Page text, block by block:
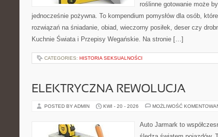
roślinne gotowanie może
jednocześnie pożywna. To kompendium pomysłów dla osób,
rozwiązań na śniadanie, obiad, wieczorny posiłek, deser czy
Kuchnie Świata i Przepisy Wegańskie. Na stronie […]
CATEGORIES: HISTORIA SEKSUALNOŚCI
ELEKTRYCZNA REWOLUCJA
POSTED BY ADMIN KWI - 20 - 2026 MOŻLIWOŚĆ
Auto Jarmark to